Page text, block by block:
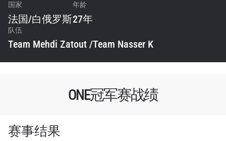
国家
法国/白俄罗斯
年龄
27年
队伍
Team Mehdi Zatout /Team Nasser K
ONE冠军赛战绩
赛事结果